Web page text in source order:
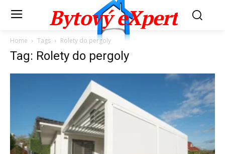
Bytový eXpert
Home Tags Rolety do pergoly
Tag: Rolety do pergoly